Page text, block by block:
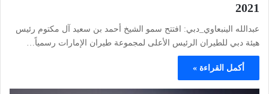
2021
عبدالله الينبعاوي_دبي: افتتح سمو الشيخ أحمد بن سعيد آل مكتوم رئيس
هيئة دبي للطيران الرئيس الأعلى لمجموعة طيران الإمارات رسمياً…
أكمل القراءة »